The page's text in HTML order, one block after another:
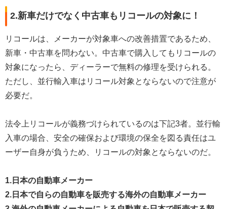
2.新車だけでなく中古車もリコールの対象に！
リコールは、メーカーが対象車への改善措置であるため、
新車・中古車を問わない。中古車で購入してもリコールの
対象になったら、ディーラーで無料の修理を受けられる。
ただし、並行輸入車はリコール対象とならないので注意が
必要だ。
法令上リコールが義務づけられているのは下記3者。並行輸
入車の場合、安全の確保および環境の保全を図る責任はユ
ーザー自身が負うため、リコールの対象とならないのだ。
1.日本の自動車メーカー
2.日本で自らの自動車を販売する海外の自動車メーカー